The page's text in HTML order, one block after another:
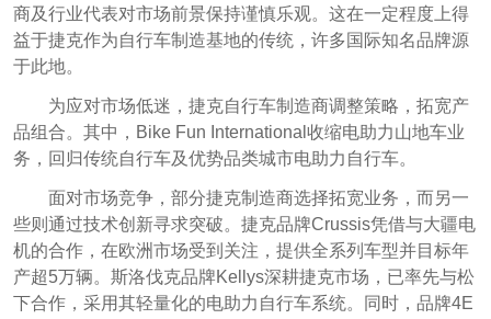
商及行业代表对市场前景保持谨慎乐观。这在一定程度上得
益于捷克作为自行车制造基地的传统，许多国际知名品牌源
于此地。
为应对市场低迷，捷克自行车制造商调整策略，拓宽产
品组合。其中，Bike Fun International收缩电助力山地车业
务，回归传统自行车及优势品类城市电助力自行车。
面对市场竞争，部分捷克制造商选择拓宽业务，而另一
些则通过技术创新寻求突破。捷克品牌Crussis凭借与大疆电
机的合作，在欧洲市场受到关注，提供全系列车型并目标年
产超5万辆。斯洛伐克品牌Kellys深耕捷克市场，已率先与松
下合作，采用其轻量化的电助力自行车系统。同时，品牌4E